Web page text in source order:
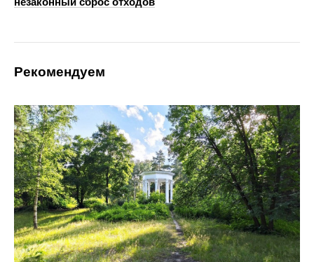
Рекомендуем